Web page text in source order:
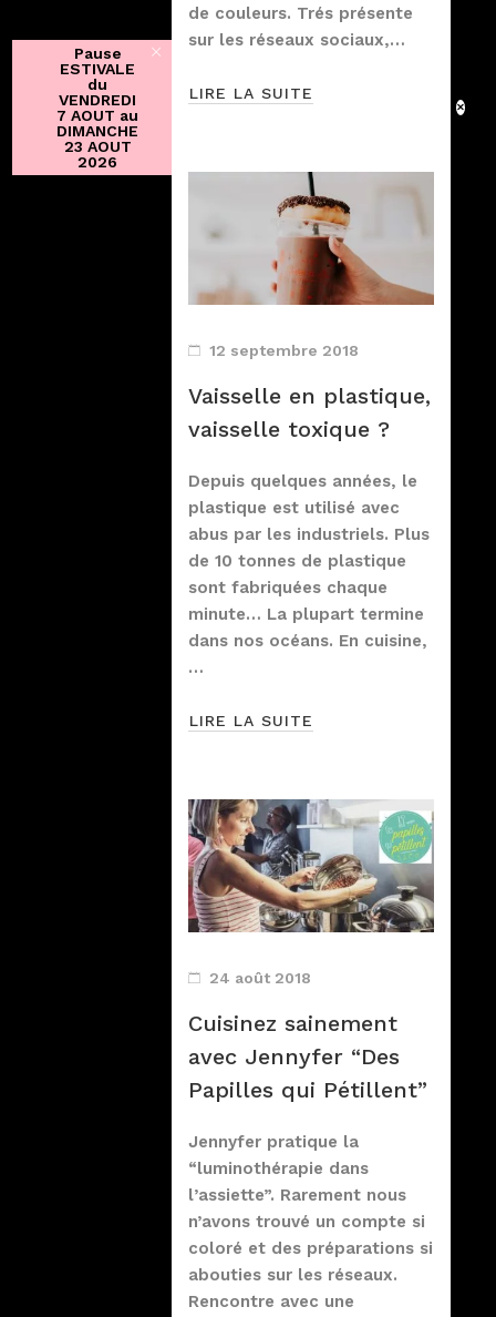
Pause
ESTIVALE
du
VENDREDI
7 AOUT au
DIMANCHE
23 AOUT
2026
de couleurs. Trés présente
sur les réseaux sociaux,…
LIRE LA SUITE
12 septembre 2018
Vaisselle en plastique,
vaisselle toxique ?
Depuis quelques années, le
plastique est utilisé avec
abus par les industriels. Plus
de 10 tonnes de plastique
sont fabriquées chaque
minute… La plupart termine
dans nos océans. En cuisine,
…
LIRE LA SUITE
24 août 2018
Cuisinez sainement
avec Jennyfer “Des
Papilles qui Pétillent”
Jennyfer pratique la
“luminothérapie dans
l’assiette”. Rarement nous
n’avons trouvé un compte si
coloré et des préparations si
abouties sur les réseaux.
Rencontre avec une